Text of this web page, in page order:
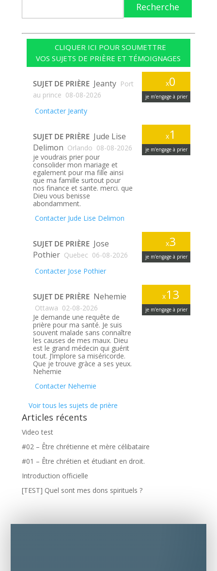
Recherche
CLIQUER ICI POUR SOUMETTRE
VOS SUJETS DE PRIÈRE ET TÉMOIGNAGES
x0
je m’engage à prier
SUJET DE PRIÈRE Jeanty Port
au prince 08-08-2026
Contacter Jeanty
x1
je m’engage à prier
SUJET DE PRIÈRE Jude Lise
Delimon Orlando 08-08-2026
je voudrais prier pour
consolider mon mariage et
egalement pour ma fille ainsi
que ma famille surtout pour
nos finance et sante. merci. que
Dieu vous benisse
abondamment.
Contacter Jude Lise Delimon
x3
je m’engage à prier
SUJET DE PRIÈRE Jose
Pothier Quebec 06-08-2026
Contacter Jose Pothier
x13
je m’engage à prier
SUJET DE PRIÈRE Nehemie
Ottawa 02-08-2026
Je demande une requête de
prière pour ma santé. Je suis
souvent malade sans connaître
les causes de mes maux. Dieu
est le grand médecin qui guérit
tout. J’implore sa miséricorde.
Que je trouve gràce a ses yeux.
Nehemie
Contacter Nehemie
Voir tous les sujets de prière
Articles récents
Video test
#02 – Être chrétienne et mère célibataire
#01 – Être chrétien et étudiant en droit.
Introduction officielle
[TEST] Quel sont mes dons spirituels ?